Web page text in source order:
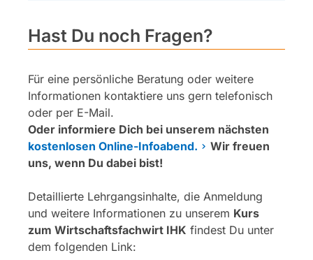
Hast Du noch Fragen?
Für eine persönliche Beratung oder weitere
Informationen kontaktiere uns gern telefonisch
oder per E-Mail.
Oder informiere Dich bei unserem nächsten
kostenlosen Online-Infoabend.
Wir freuen
uns, wenn Du dabei bist!
Detaillierte Lehrgangsinhalte, die Anmeldung
und weitere Informationen zu unserem Kurs
zum Wirtschaftsfachwirt IHK findest Du unter
dem folgenden Link: